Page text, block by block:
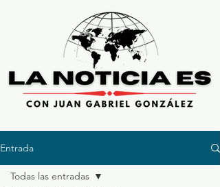
Entrada
Todas las entradas